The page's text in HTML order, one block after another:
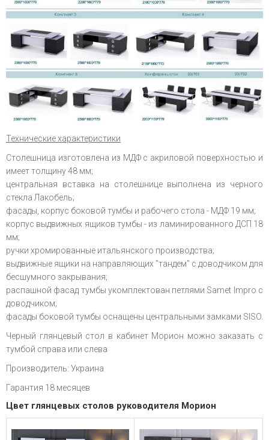
Технические характеристики
Столешница изготовлена из МДФ с акриловой поверхностью и
имеет толщину 48 мм;
центральная вставка на столешнице выполнена из черного
стекла Лакобель;
фасады, корпус боковой тумбы и рабочего стола - МДФ 19 мм;
корпус выдвижных ящиков тумбы - из ламинированного ДСП 18
мм;
ручки хромированные итальянского производства;
выдвижные ящики на направляющих "тандем" с доводчиком для
бесшумного закрывания;
распашной фасад тумбы укомплектован петлями Samet Impro с
доводчиком;
фасады боковой тумбы оснащены центральными замками SISO.
Черный глянцевый стол в кабинет Морион можно заказать с
тумбой справа или слева
Производитель: Украина
Гарантия 18 месяцев
Цвет глянцевых столов руководителя Морион